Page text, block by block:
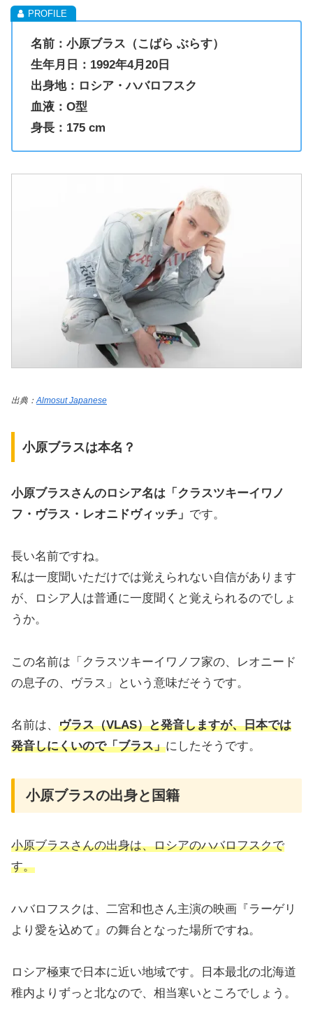
名前：小原ブラス（こばら ぶらす）
生年月日：1992年4月20日
出身地：ロシア・ハバロフスク
血液：O型
身長：175 cm
出典：Almosut Japanese
小原ブラスは本名？
小原ブラスさんのロシア名は「クラスツキーイワノ
フ・ヴラス・レオニドヴィッチ」 です。
長い名前ですね。
私は一度聞いただけでは覚えられない自信があります
が、ロシア人は普通に一度聞くと覚えられるのでしょ
うか。
この名前は「クラスツキーイワノフ家の、レオニード
の息子の、ヴラス」という意味だそうです。
名前は、 ヴラス（VLAS）と発音しますが、日本では
発音しにくいので「ブラス」にしたそうです。
小原ブラスの出身と国籍
小原ブラスさんの出身は、ロシアのハバロフスクで
す。
ハバロフスクは、二宮和也さん主演の映画『ラーゲリ
より愛を込めて』の舞台となった場所ですね。
ロシア極東で日本に近い地域です。日本最北の北海道
稚内よりずっと北なので、相当寒いところでしょう。